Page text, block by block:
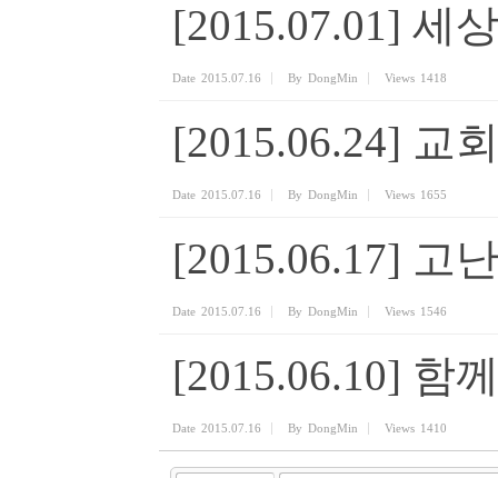
[2015.07.01] 세
Date 2015.07.16 By DongMin Views 1418
[2015.06.24] 교
Date 2015.07.16 By DongMin Views 1655
[2015.06.17] 고
Date 2015.07.16 By DongMin Views 1546
[2015.06.10] 함
Date 2015.07.16 By DongMin Views 1410